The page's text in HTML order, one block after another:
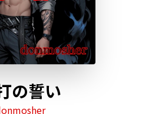
の誓い